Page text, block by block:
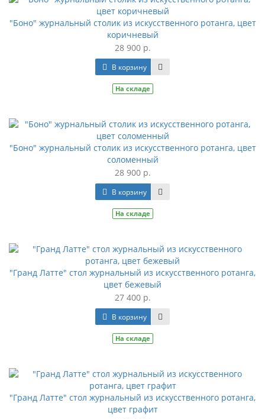
"Боно" журнальный столик из искусственного ротанга, цвет
коричневый
28 900 р.
В корзину
На складе
"Боно" журнальный столик из искусственного ротанга, цвет
соломенный
28 900 р.
В корзину
На складе
"Гранд Латте" стол журнальный из искусственного ротанга,
цвет бежевый
27 400 р.
В корзину
На складе
"Гранд Латте" стол журнальный из искусственного ротанга,
цвет графит